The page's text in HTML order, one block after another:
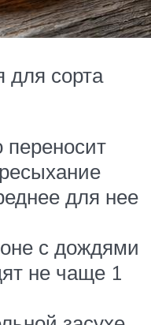
для сорта
переносит
для нее
с дождями
не чаще 1